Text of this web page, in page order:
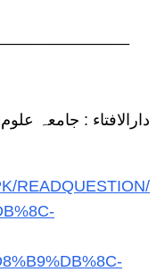
دارالافتاء : جامعہ
READQUESTION/